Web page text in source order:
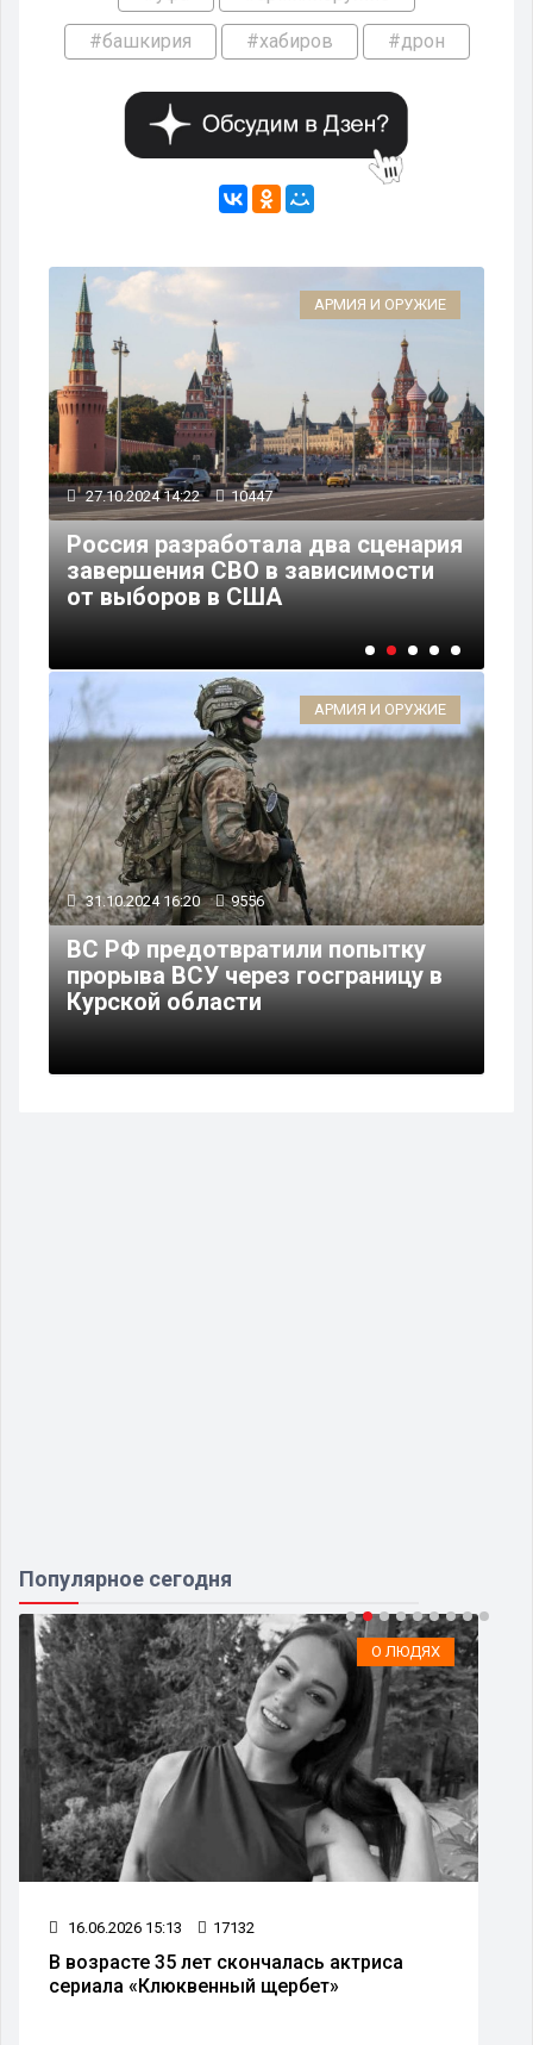
#башкирия #хабиров #дрон
АРМИЯ И ОРУЖИЕ
27.10.2024 14:22 10447
Россия разработала два сценария
завершения СВО в зависимости
от выборов в США
АРМИЯ И ОРУЖИЕ
31.10.2024 16:20 9556
ВС РФ предотвратили попытку
прорыва ВСУ через госграницу в
Курской области
Популярное сегодня
О ЛЮДЯХ
16.06.2026 15:13 17132
В возрасте 35 лет скончалась актриса
сериала «Клюквенный щербет»